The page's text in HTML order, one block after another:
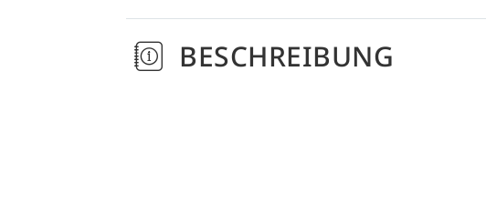
BESCHREIBUNG